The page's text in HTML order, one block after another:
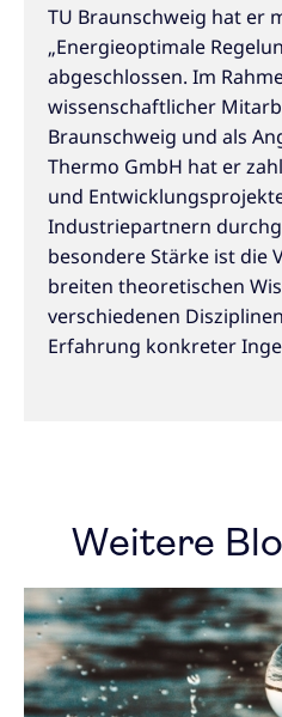
TU Braunschweig hat er
„Energieoptimale
abgeschlossen. Im
wissenschaftlicher
Braunschweig und als
Thermo GmbH hat er
und
Industriepartnern
besondere Stärke ist die
breiten theoretischen
verschiedenen
Erfahrung konkreter
Weitere